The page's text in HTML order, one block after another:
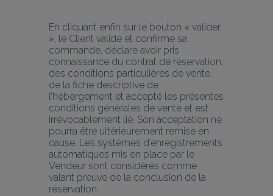
En cliquant enfin sur le bouton « valider
», le Client valide et confirme sa
commande, déclare avoir pris
connaissance du contrat de réservation,
des conditions particulières de vente,
de la fiche descriptive de
l’hébergement et accepté les présentes
conditions générales de vente et est
irrévocablement lié. Son acceptation ne
pourra être ultérieurement remise en
cause. Les systèmes d’enregistrements
automatiques mis en place par le
Vendeur sont considérés comme
valant preuve de la conclusion de la
réservation.